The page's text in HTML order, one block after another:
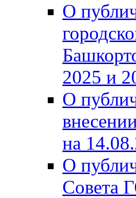
О
2025 и
О
на
О
Совета